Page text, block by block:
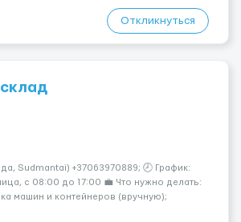
Откликнуться
склад
Sudmantai) +37063970889; 🕗 График:
с 08:00 до 17:00 💼 Что нужно делать:
машин и контейнеров (вручную);